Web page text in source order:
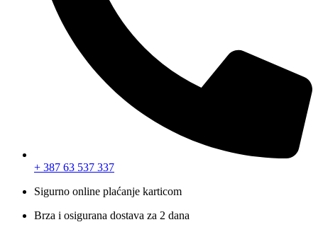
+ 387 63 537 337
Sigurno online plaćanje karticom
Brza i osigurana dostava za 2 dana